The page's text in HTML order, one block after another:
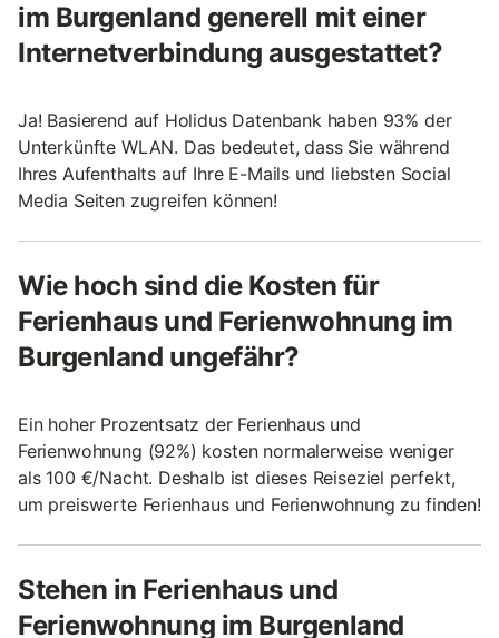
im Burgenland generell mit einer
Internetverbindung ausgestattet?
Ja! Basierend auf Holidus Datenbank haben 93% der
Unterkünfte WLAN. Das bedeutet, dass Sie während
Ihres Aufenthalts auf Ihre E-Mails und liebsten Social
Media Seiten zugreifen können!
Wie hoch sind die Kosten für
Ferienhaus und Ferienwohnung im
Burgenland ungefähr?
Ein hoher Prozentsatz der Ferienhaus und
Ferienwohnung (92%) kosten normalerweise weniger
als 100 €/Nacht. Deshalb ist dieses Reiseziel perfekt,
um preiswerte Ferienhaus und Ferienwohnung zu finden!
Stehen in Ferienhaus und
Ferienwohnung im Burgenland